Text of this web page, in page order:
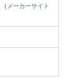
（ メーカーサイト